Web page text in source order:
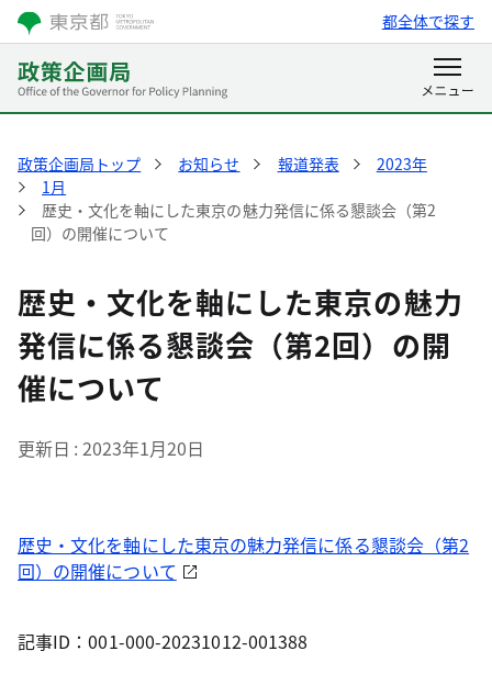
都全体で探す
政策企画局トップ お知らせ 報道発表
2023年
1月
歴史・文化を軸にした東京の魅力発信に係る懇談会（第2
回）の開催について
歴史・文化を軸にした東京の魅力
発信に係る懇談会（第2回）の開
催について
更新日 2023年1月20日
歴史・文化を軸にした東京の魅力発信に係る懇談会（第2
回）の開催について
記事ID：001-000-20231012-001388